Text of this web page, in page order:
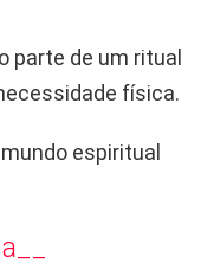
parte de um ritual
física.
espiritual